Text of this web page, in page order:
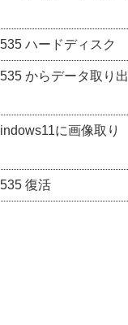
ハードディスク
からデータ取り出
に画像取り
復活